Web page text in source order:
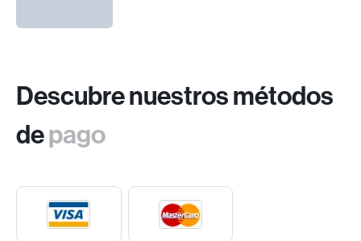
Descubre nuestros métodos
depago